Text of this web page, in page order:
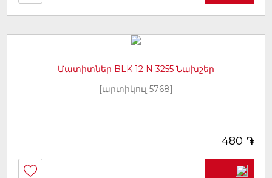
Մատիտներ BLK 12 N 3255 Նախշեր
[արտիկուլ 5768]
480 ֏